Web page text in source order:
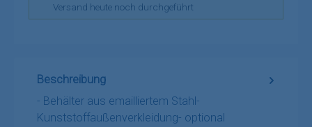
Versand heute noch durchgeführt
Beschreibung
- Behälter aus emailliertem Stahl-
Kunststoffaußenverkleidung- optional